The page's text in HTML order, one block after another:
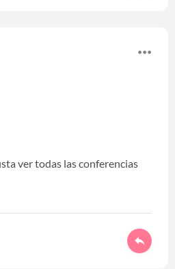
ver todas las conferencias